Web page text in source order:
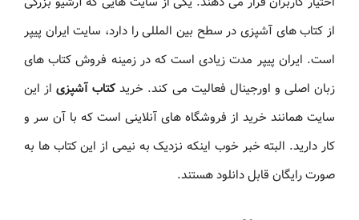
از کتاب های آشپزی در سطح بین المللی را دارد، سایت ایران پیپر
است. ایران پیپر مدت زیادی است که در زمینه فروش کتاب های
زبان اصلی و اورجینال فعالیت می کند. خرید کتاب آشپزیاز این
سایت همانند خرید از فروشگاه های آنلاینی است که با آن سر و
کار دارید. البته خبر خوب اینکه نزدیک به نیمی از این کتاب ها به
صورت رایگان قابل دانلود هستند.